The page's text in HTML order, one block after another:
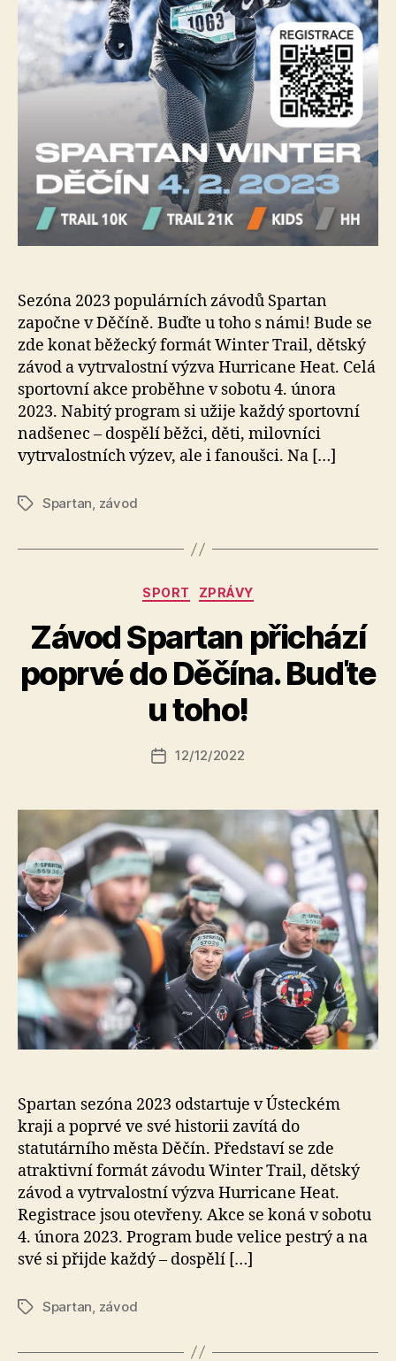
Sezóna 2023 populárních závodů Spartan
započne v Děčíně. Buďte u toho s námi! Bude se
zde konat běžecký formát Winter Trail, dětský
závod a vytrvalostní výzva Hurricane Heat. Celá
sportovní akce proběhne v sobotu 4. února
2023. Nabitý program si užije každý sportovní
nadšenec – dospělí běžci, děti, milovníci
vytrvalostních výzev, ale i fanoušci. Na […]
ŠtítkySpartan, závod
Rubriky
SPORT ZPRÁVY
Závod Spartan přichází
poprvé do Děčína. Buďte
u toho!
Autor
příspěvku
A
o
a
s
Datum
12/12/2022
Spartan sezóna 2023 odstartuje v Ústeckém
kraji a poprvé ve své historii zavítá do
statutárního města Děčín. Představí se zde
atraktivní formát závodu Winter Trail, dětský
závod a vytrvalostní výzva Hurricane Heat.
Registrace jsou otevřeny. Akce se koná v sobotu
4. února 2023. Program bude velice pestrý a na
své si přijde každý – dospělí […]
ŠtítkySpartan, závod